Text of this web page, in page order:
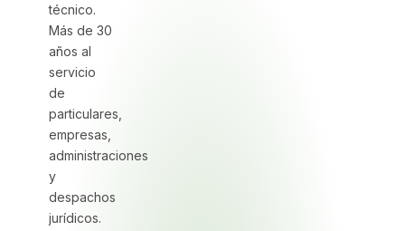
técnico.
Más de 30
años al
servicio
de
particulares,
empresas,
administraciones
y
despachos
jurídicos.